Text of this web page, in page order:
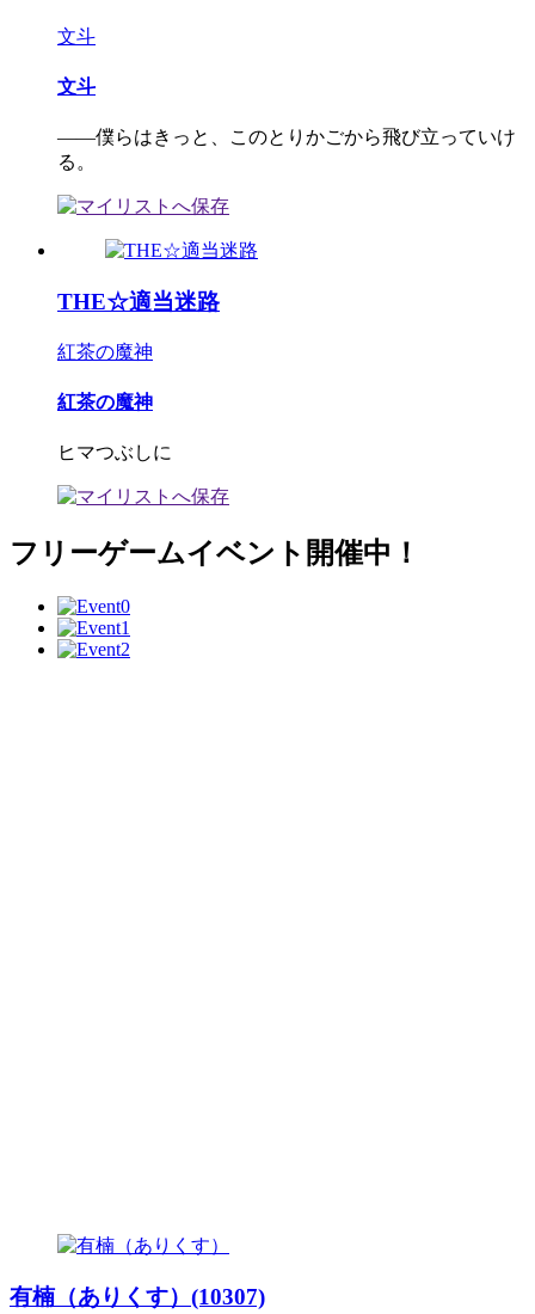
文斗
文斗
――僕らはきっと、このとりかごから飛び立っていけ
る。
THE☆適当迷路
紅茶の魔神
紅茶の魔神
ヒマつぶしに
フリーゲームイベント開催中！
有楠（ありくす）(10307)